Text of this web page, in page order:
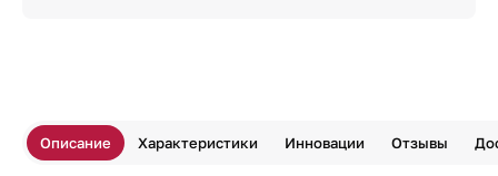
Описание Характеристики Инновации Отзывы